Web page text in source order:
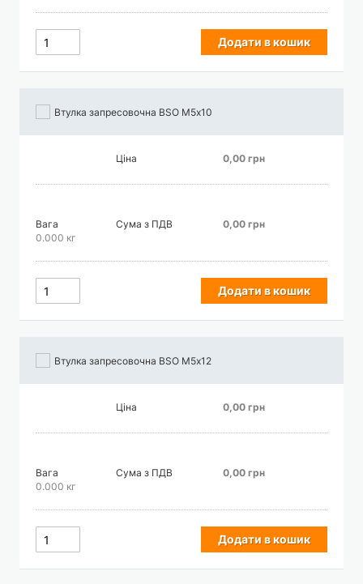
Додати в кошик
Втулка запресовочна BSO М5х10
Ціна 0,00 грн
Вага
0.000 кг
Сума з ПДВ 0,00 грн
Додати в кошик
Втулка запресовочна BSO М5х12
Ціна 0,00 грн
Вага
0.000 кг
Сума з ПДВ 0,00 грн
Додати в кошик